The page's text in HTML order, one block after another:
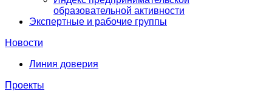
образовательной активности
Экспертные и рабочие группы
Новости
Линия доверия
Проекты